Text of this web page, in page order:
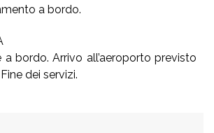
a bordo.
a bordo. Arrivo all’aeroporto previsto
dei servizi.